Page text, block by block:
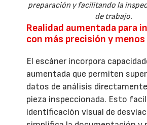
preparación y facilitando la
de trabajo.
Realidad aumentada para
con más precisión y
El escáner incorpora
aumentada que permiten
datos de análisis
pieza inspeccionada. Esto
identificación visual de